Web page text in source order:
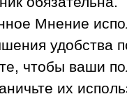
Мнение
удобства
чтобы ваши
их